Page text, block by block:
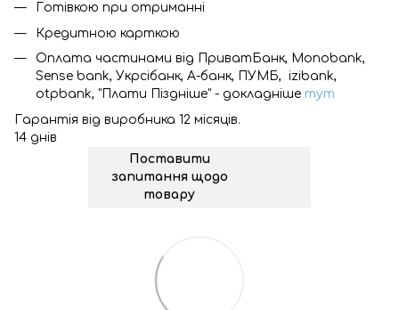
Готівкою при отриманні
Кредитною карткою
Оплата частинами від ПриватБанк, Monobank,
Sense bank, Укрсібанк, А-банк, ПУМБ, izibank,
otpbank, "Плати Піздніше" - докладніше тут
Гарантія від виробника 12 місяців.
14 днів
Поставити
запитання щодо
товару